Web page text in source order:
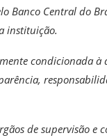
Banco Central do
instituição.
condicionada à
de supervisão e